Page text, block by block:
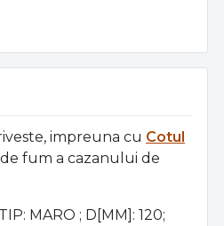
impreuna cu Cotul
de fum a cazanului de
MARO ; D[MM]: 120;